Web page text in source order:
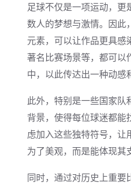
足球不仅是一项运动，更
数人的梦想与激情。因此
元素，可以让作品更具感
著名比赛场景等，都可以
中，以此传达出一种动感
此外，特别是一些国家队
背景，使得每位球迷都能
虑加入这些独特符号，让
为了美观，而是能体现其
同时，通过对历史上重